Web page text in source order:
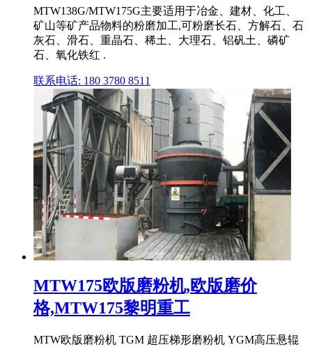
MTW138G/MTW175G主要适用于冶金、建材、化工、
矿山等矿产品物料的粉磨加工,可粉磨长石、方解石、石
灰石、滑石、重晶石、稀土、大理石、铝矾土、磷矿
石、氧化铁红 .
联系电话: 180 3780 8511
MTW175欧版磨粉机,欧版磨价
格,MTW175黎明重工
MTW欧版磨粉机 TGM 超压梯形磨粉机 YGM高压悬辊